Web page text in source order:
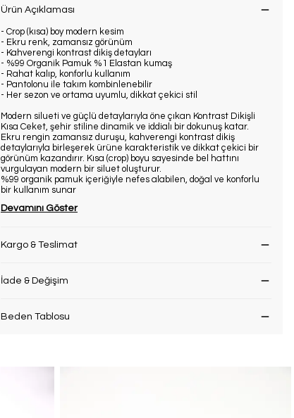
Ürün Açıklaması
- Crop (kısa) boy modern kesim
- Ekru renk, zamansız görünüm
- Kahverengi kontrast dikiş detayları
- %99 Organik Pamuk %1 Elastan kumaş
- Rahat kalıp, konforlu kullanım
- Pantolonu ile takım kombinlenebilir
- Her sezon ve ortama uyumlu, dikkat çekici stil
Modern silueti ve güçlü detaylarıyla öne çıkan Kontrast Dikişli
Kısa Ceket, şehir stiline dinamik ve iddialı bir dokunuş katar.
Ekru rengin zamansız duruşu, kahverengi kontrast dikiş
detaylarıyla birleşerek ürüne karakteristik ve dikkat çekici bir
görünüm kazandırır. Kısa (crop) boyu sayesinde bel hattını
vurgulayan modern bir siluet oluşturur.
%99 organik pamuk içeriğiyle nefes alabilen, doğal ve konforlu
bir kullanım sunar
Devamını Göster
Kargo & Teslimat
İade & Değişim
Beden Tablosu